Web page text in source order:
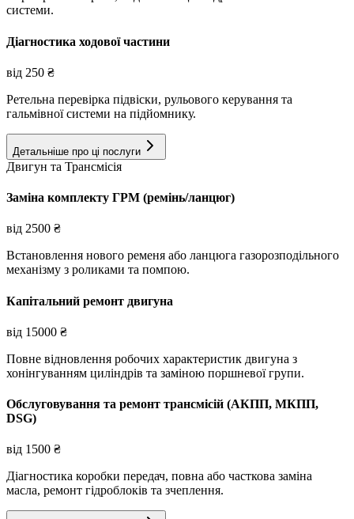
системи.
Діагностика ходової частини
від 250 ₴
Ретельна перевірка підвіски, рульового керування та
гальмівної системи на підйомнику.
Детальніше про ці послуги
Двигун та Трансмісія
Заміна комплекту ГРМ (ремінь/ланцюг)
від 2500 ₴
Встановлення нового ременя або ланцюга газорозподільного
механізму з роликами та помпою.
Капітальний ремонт двигуна
від 15000 ₴
Повне відновлення робочих характеристик двигуна з
хонінгуванням циліндрів та заміною поршневої групи.
Обслуговування та ремонт трансмісій (АКПП, МКПП,
DSG)
від 1500 ₴
Діагностика коробки передач, повна або часткова заміна
масла, ремонт гідроблоків та зчеплення.